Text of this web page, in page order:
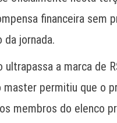
financeira sem
jornada.
a marca de
permitiu que o
membros do elenco